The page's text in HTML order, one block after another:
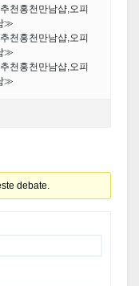
천홍천만남샵,오피
≫
천홍천만남샵,오피
≫
천홍천만남샵,오피
≫
debate.